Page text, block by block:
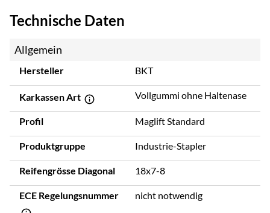
Technische Daten
Allgemein
Hersteller BKT
Karkassen Art Vollgummi ohne Haltenase
Profil Maglift Standard
Produktgruppe Industrie-Stapler
Reifengrösse Diagonal 18x7-8
ECE Regelungsnummer nicht notwendig